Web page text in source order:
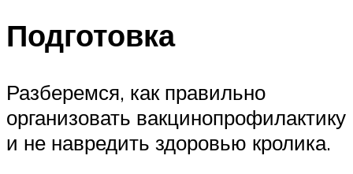
Подготовка
Разберемся, как правильно
организовать вакцинопрофилактику
и не навредить здоровью кролика.